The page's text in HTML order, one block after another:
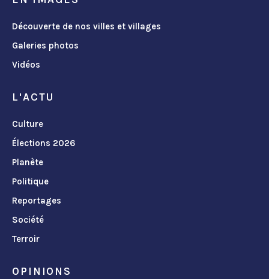
Découverte de nos villes et villages
Galeries photos
Vidéos
L'ACTU
Culture
Élections 2026
Planète
Politique
Reportages
Société
Terroir
OPINIONS